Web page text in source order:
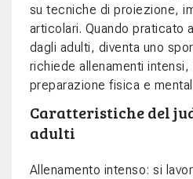
su tecniche di proiezione,
articolari. Quando praticato
dagli adulti, diventa uno
richiede allenamenti intensi,
preparazione fisica e
Caratteristiche del
adulti
Allenamento intenso: si